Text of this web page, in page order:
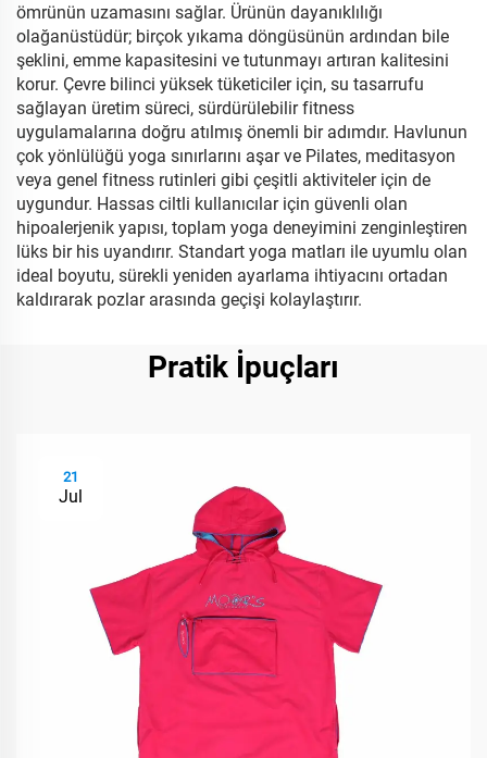
ömrünün uzamasını sağlar. Ürünün dayanıklılığı
olağanüstüdür; birçok yıkama döngüsünün ardından bile
şeklini, emme kapasitesini ve tutunmayı artıran kalitesini
korur. Çevre bilinci yüksek tüketiciler için, su tasarrufu
sağlayan üretim süreci, sürdürülebilir fitness
uygulamalarına doğru atılmış önemli bir adımdır. Havlunun
çok yönlülüğü yoga sınırlarını aşar ve Pilates, meditasyon
veya genel fitness rutinleri gibi çeşitli aktiviteler için de
uygundur. Hassas ciltli kullanıcılar için güvenli olan
hipoalerjenik yapısı, toplam yoga deneyimini zenginleştiren
lüks bir his uyandırır. Standart yoga matları ile uyumlu olan
ideal boyutu, sürekli yeniden ayarlama ihtiyacını ortadan
kaldırarak pozlar arasında geçişi kolaylaştırır.
Pratik İpuçları
21
Jul